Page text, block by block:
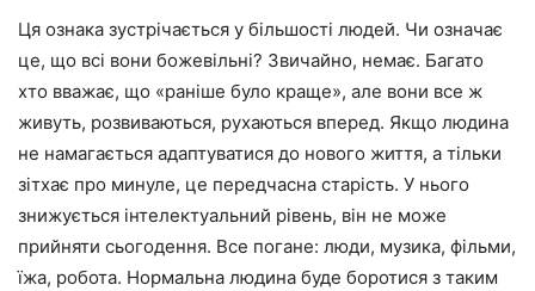
Ця ознака зустрічається у більшості людей. Чи означає
це, що всі вони божевільні? Звичайно, немає. Багато
хто вважає, що «раніше було краще», але вони все ж
живуть, розвиваються, рухаються вперед. Якщо людина
не намагається адаптуватися до нового життя, а тільки
зітхає про минуле, це передчасна старість. У нього
знижується інтелектуальний рівень, він не може
прийняти сьогодення. Все погане: люди, музика, фільми,
їжа, робота. Нормальна людина буде боротися з таким